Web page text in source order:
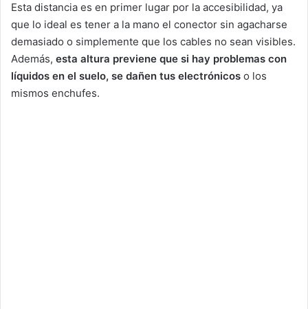
Esta distancia es en primer lugar por la accesibilidad, ya
que lo ideal es tener a la mano el conector sin agacharse
demasiado o simplemente que los cables no sean visibles.
Además, esta altura previene que si hay problemas con
líquidos en el suelo, se dañen tus electrónicos o los
mismos enchufes.